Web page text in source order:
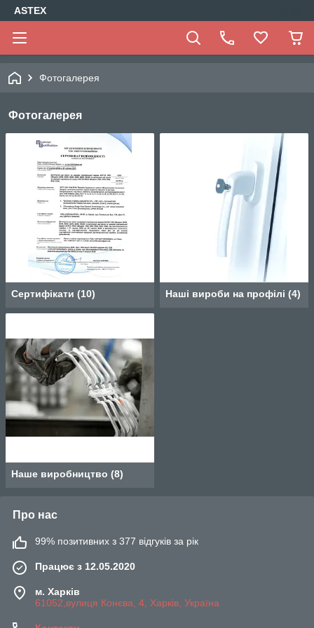
ASTEX
Фотогалерея
Фотогалерея
Сертифікати (10) Наші вироби на профілі (4)
Наше виробництво (8)
Про нас
99% позитивних з 377 відгуків за рік
Працює з 12.05.2020
м. Харків
61052,вулиця Конєва, 4, Харків, Україна